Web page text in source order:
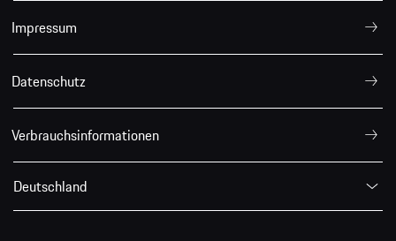
Impressum
Datenschutz
Verbrauchsinformationen
Deutschland